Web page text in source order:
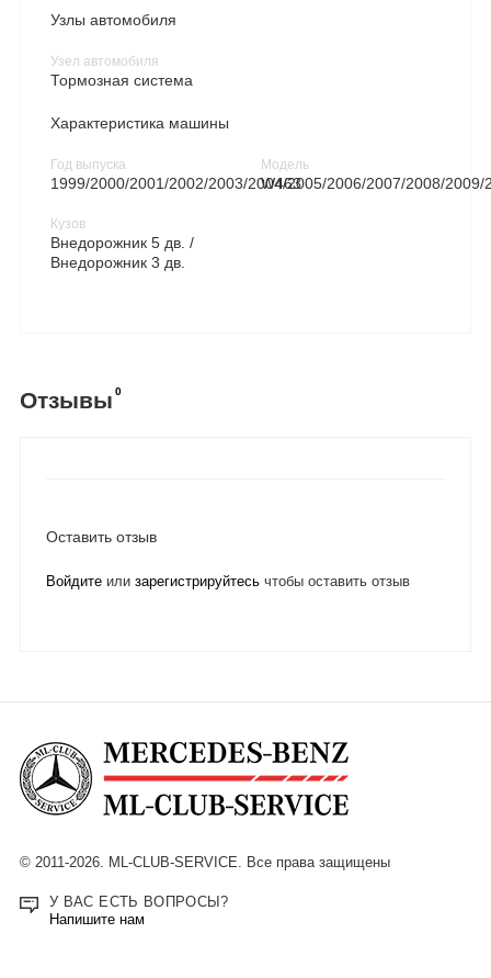
Узлы автомобиля
Узел автомобиля
Тормозная система
Характеристика машины
Год выпуска
1999/2000/2001/2002/2003/2004/2005/2006/2007/2008/
Кузов
Внедорожник 5 дв. /
Внедорожник 3 дв.
Модель
W463
Отзывы 0
Оставить отзыв
Войдитеили зарегистрируйтесьчтобы оставить отзыв
© 2011-2026. ML-CLUB-SERVICE. Все права защищены
У ВАС ЕСТЬ ВОПРОСЫ?
Напишите нам